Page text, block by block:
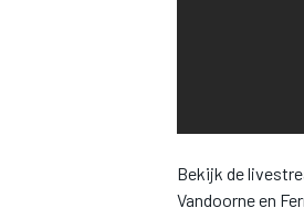
INDYCAR
Bekijk de
Vandoorne en